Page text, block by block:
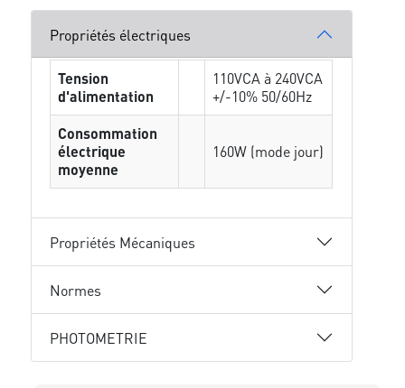
Propriétés électriques
Tension
d'alimentation
110VCA à 240VCA
+/-10% 50/60Hz
Consommation
électrique
moyenne
160W (mode jour)
Propriétés Mécaniques
Normes
PHOTOMETRIE